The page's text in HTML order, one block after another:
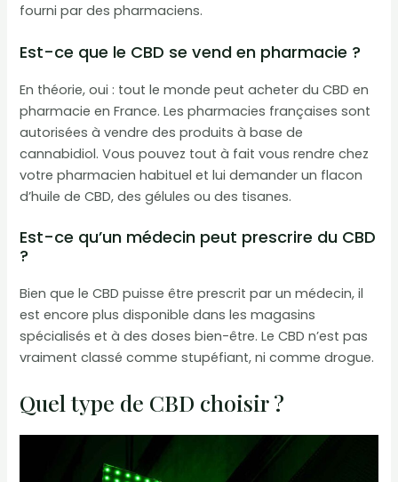
fourni par des pharmaciens.
Est-ce que le CBD se vend en pharmacie ?
En théorie, oui : tout le monde peut acheter du CBD en
pharmacie en France. Les pharmacies françaises sont
autorisées à vendre des produits à base de
cannabidiol. Vous pouvez tout à fait vous rendre chez
votre pharmacien habituel et lui demander un flacon
d’huile de CBD, des gélules ou des tisanes.
Est-ce qu’un médecin peut prescrire du CBD
?
Bien que le CBD puisse être prescrit par un médecin, il
est encore plus disponible dans les magasins
spécialisés et à des doses bien-être. Le CBD n’est pas
vraiment classé comme stupéfiant, ni comme drogue.
Quel type de CBD choisir ?